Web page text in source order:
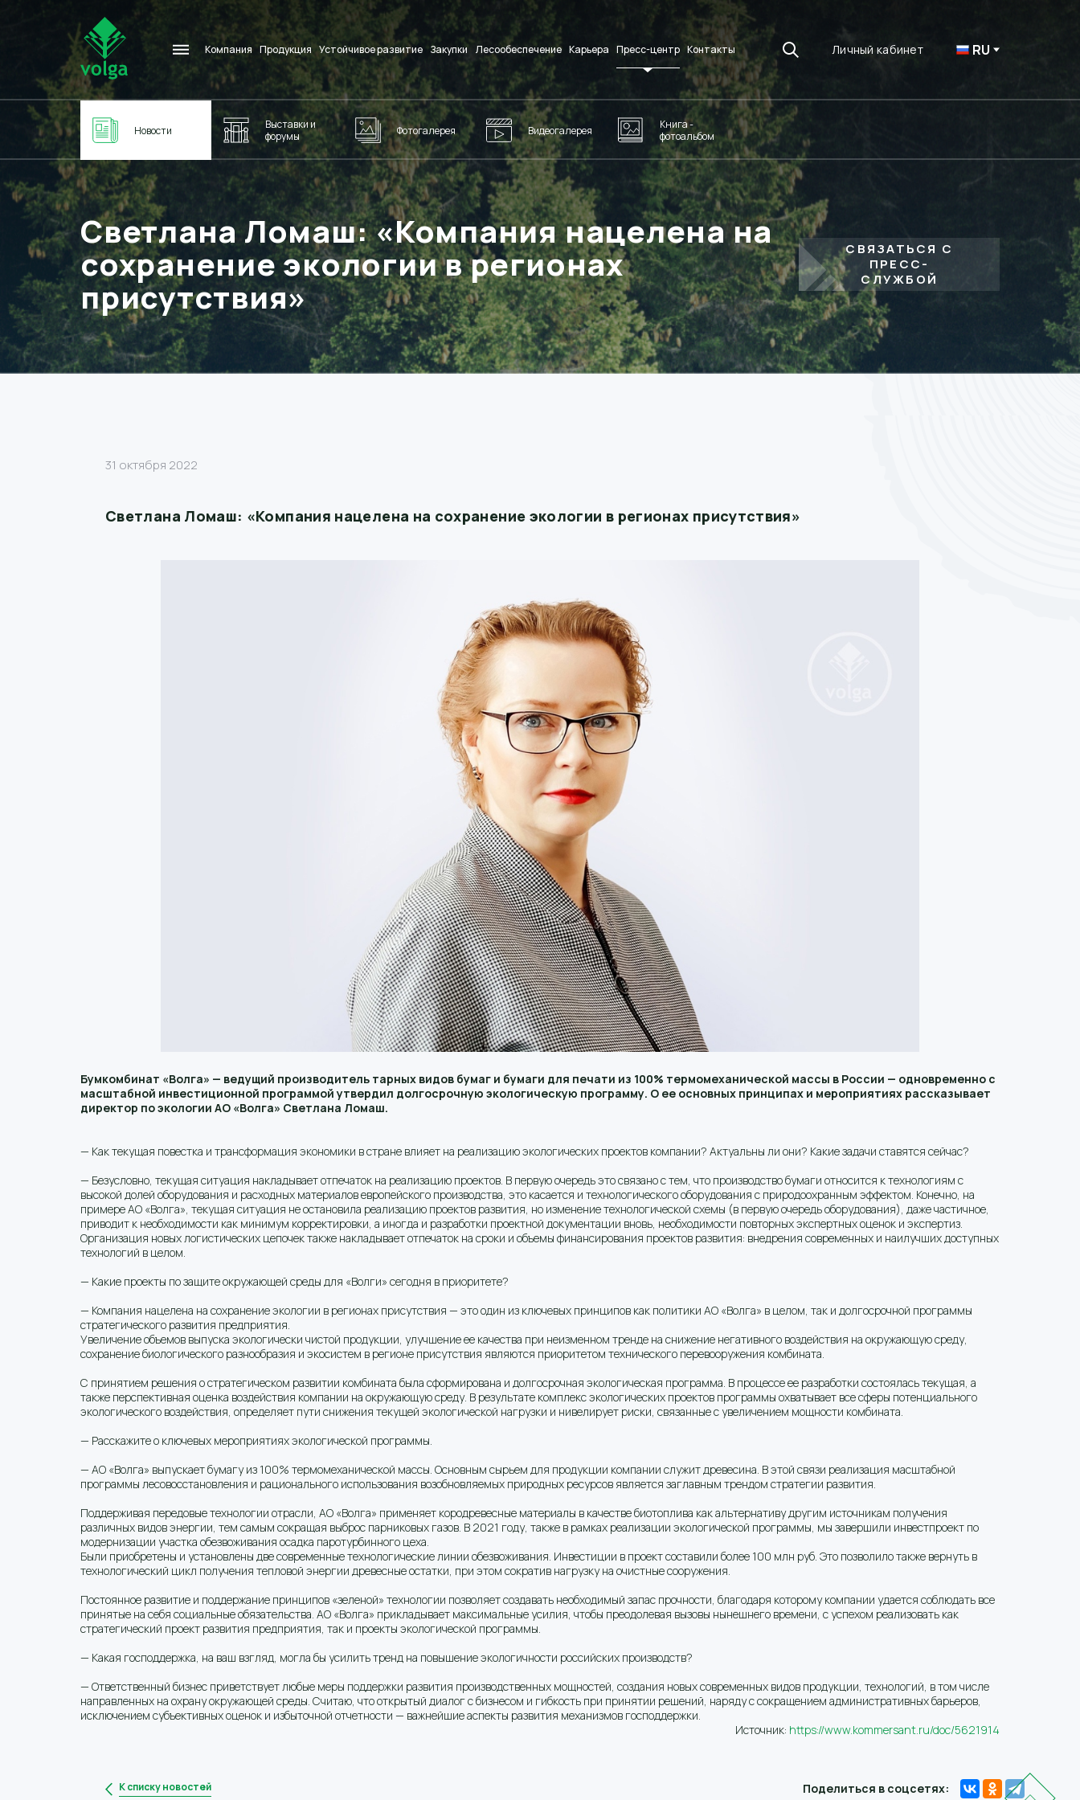
Компания Продукция Устойчивое развитие Закупки Лесообеспечение Карьера Пресс-центр Контакты Личный кабинет RU
Новости
Выставки и
форумы
Фотогалерея Видеогалерея
Книга -
фотоальбом
Светлана Ломаш: «Компания нацелена на
сохранение экологии в регионах
присутствия»
СВЯЗАТЬСЯ С
ПРЕСС-
СЛУЖБОЙ
31 октября 2022
Светлана Ломаш: «Компания нацелена на сохранение экологии в регионах присутствия»
Бумкомбинат «Волга» — ведущий производитель тарных видов бумаг и бумаги для печати из 100% термомеханической массы в России — одновременно с
масштабной инвестиционной программой утвердил долгосрочную экологическую программу. О ее основных принципах и мероприятиях рассказывает
директор по экологии АО «Волга» Светлана Ломаш.
— Как текущая повестка и трансформация экономики в стране влияет на реализацию экологических проектов компании? Актуальны ли они? Какие задачи ставятся сейчас?
— Безусловно, текущая ситуация накладывает отпечаток на реализацию проектов. В первую очередь это связано с тем, что производство бумаги относится к технологиям с
высокой долей оборудования и расходных материалов европейского производства, это касается и технологического оборудования с природоохранным эффектом. Конечно, на
примере АО «Волга», текущая ситуация не остановила реализацию проектов развития, но изменение технологической схемы (в первую очередь оборудования), даже частичное,
приводит к необходимости как минимум корректировки, а иногда и разработки проектной документации вновь, необходимости повторных экспертных оценок и экспертиз.
Организация новых логистических цепочек также накладывает отпечаток на сроки и объемы финансирования проектов развития: внедрения современных и наилучших доступных
технологий в целом.
— Какие проекты по защите окружающей среды для «Волги» сегодня в приоритете?
— Компания нацелена на сохранение экологии в регионах присутствия — это один из ключевых принципов как политики АО «Волга» в целом, так и долгосрочной программы
стратегического развития предприятия.
Увеличение объемов выпуска экологически чистой продукции, улучшение ее качества при неизменном тренде на снижение негативного воздействия на окружающую среду,
сохранение биологического разнообразия и экосистем в регионе присутствия являются приоритетом технического перевооружения комбината.
С принятием решения о стратегическом развитии комбината была сформирована и долгосрочная экологическая программа. В процессе ее разработки состоялась текущая, а
также перспективная оценка воздействия компании на окружающую среду. В результате комплекс экологических проектов программы охватывает все сферы потенциального
экологического воздействия, определяет пути снижения текущей экологической нагрузки и нивелирует риски, связанные с увеличением мощности комбината.
— Расскажите о ключевых мероприятиях экологической программы.
— АО «Волга» выпускает бумагу из 100% термомеханической массы. Основным сырьем для продукции компании служит древесина. В этой связи реализация масштабной
программы лесовосстановления и рационального использования возобновляемых природных ресурсов является заглавным трендом стратегии развития.
Поддерживая передовые технологии отрасли, АО «Волга» применяет кородревесные материалы в качестве биотоплива как альтернативу другим источникам получения
различных видов энергии, тем самым сокращая выброс парниковых газов. В 2021 году, также в рамках реализации экологической программы, мы завершили инвестпроект по
модернизации участка обезвоживания осадка паротурбинного цеха.
Были приобретены и установлены две современные технологические линии обезвоживания. Инвестиции в проект составили более 100 млн руб. Это позволило также вернуть в
технологический цикл получения тепловой энергии древесные остатки, при этом сократив нагрузку на очистные сооружения.
Постоянное развитие и поддержание принципов «зеленой» технологии позволяет создавать необходимый запас прочности, благодаря которому компании удается соблюдать все
принятые на себя социальные обязательства. АО «Волга» прикладывает максимальные усилия, чтобы преодолевая вызовы нынешнего времени, с успехом реализовать как
стратегический проект развития предприятия, так и проекты экологической программы.
— Какая господдержка, на ваш взгляд, могла бы усилить тренд на повышение экологичности российских производств?
— Ответственный бизнес приветствует любые меры поддержки развития производственных мощностей, создания новых современных видов продукции, технологий, в том числе
направленных на охрану окружающей среды. Считаю, что открытый диалог с бизнесом и гибкость при принятии решений, наряду с сокращением административных барьеров,
исключением субъективных оценок и избыточной отчетности — важнейшие аспекты развития механизмов господдержки.
Источник: https://www.kommersant.ru/doc/5621914
К списку новостей Поделиться в соцсетях: